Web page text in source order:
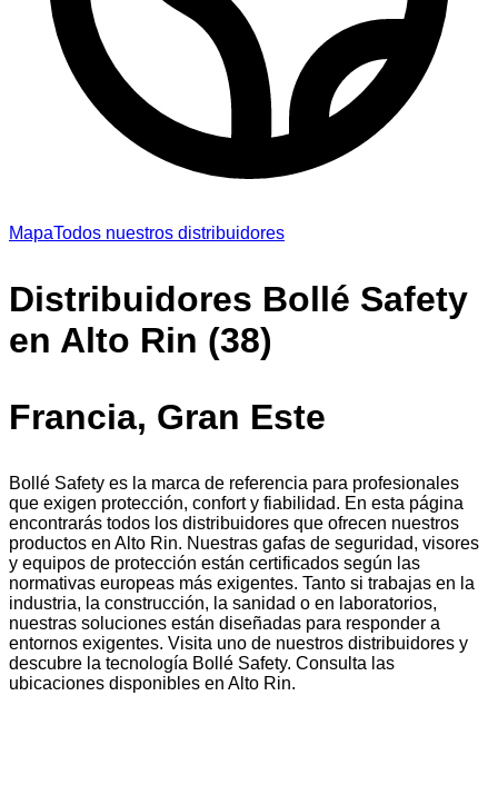
MapaTodos nuestros distribuidores
Distribuidores Bollé Safety
en Alto Rin (38)
Francia, Gran Este
Bollé Safety es la marca de referencia para profesionales
que exigen protección, confort y fiabilidad. En esta página
encontrarás todos los distribuidores que ofrecen nuestros
productos en Alto Rin. Nuestras gafas de seguridad, visores
y equipos de protección están certificados según las
normativas europeas más exigentes. Tanto si trabajas en la
industria, la construcción, la sanidad o en laboratorios,
nuestras soluciones están diseñadas para responder a
entornos exigentes. Visita uno de nuestros distribuidores y
descubre la tecnología Bollé Safety. Consulta las
ubicaciones disponibles en Alto Rin.